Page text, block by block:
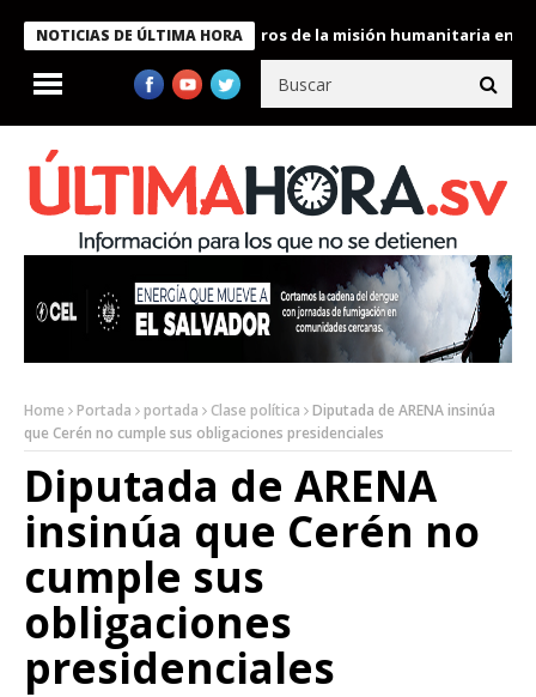
NOTICIAS DE ÚLTIMA HORA
Bukele condecora a miembros de la misión humanitaria enviada a
Home Portada portada Clase política
Diputada de ARENA insinúa
que Cerén no cumple sus obligaciones presidenciales
Diputada de ARENA
insinúa que Cerén no
cumple sus
obligaciones
presidenciales